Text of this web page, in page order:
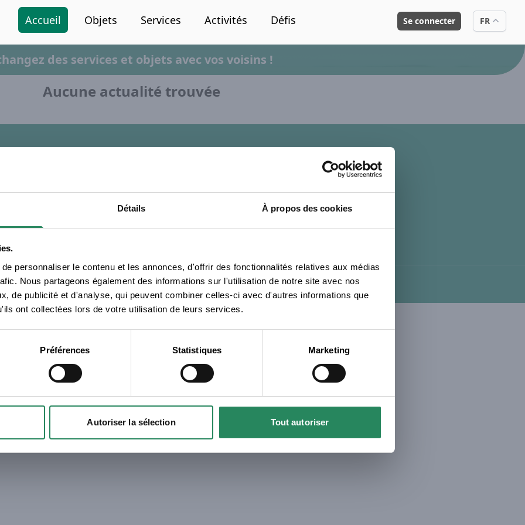
Détails À propos des cookies
personnaliser le contenu et les annonces, d'offrir des fonctionnalités relatives aux médias
Nous partageons également des informations sur l'utilisation de notre site avec nos
de publicité et d'analyse, qui peuvent combiner celles-ci avec d'autres informations que
ont collectées lors de votre utilisation de leurs services.
Préférences Statistiques Marketing
Autoriser la sélection Tout autoriser
Accueil Objets Services Activités Défis Se connecter FR
des services et objets avec vos voisins !
Aucune actualité trouvée
Erreur
Request failed with status code 401
Fermer
FAQ
Conditions d'utilisation
Règlement de la vie privée
Plan du site
Suppression de compte
Concours
S'inscrire
© Merciki - 2026 - version 2.18.1 - 1785154923